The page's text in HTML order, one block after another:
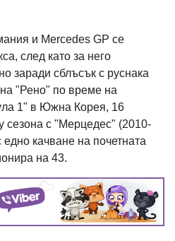
и Mercedes GP се
след като за него
заради сблъсък с руснака
"Рено" по време на
1" в Южна Корея, 16
сезона с "Мерцедес" (2010-
качване на почетната
на 43.